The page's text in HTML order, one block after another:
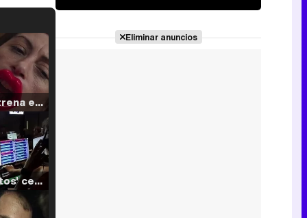
Filmin estrena el tráiler de 'Millennial Mal', su nueva comedia universitaria de la mano de Lorena Iglesias
'120 Minutos' celebra sus 2.000 programas en Telemadrid con un vídeo del día a día en la redacción
Eliminar anuncios